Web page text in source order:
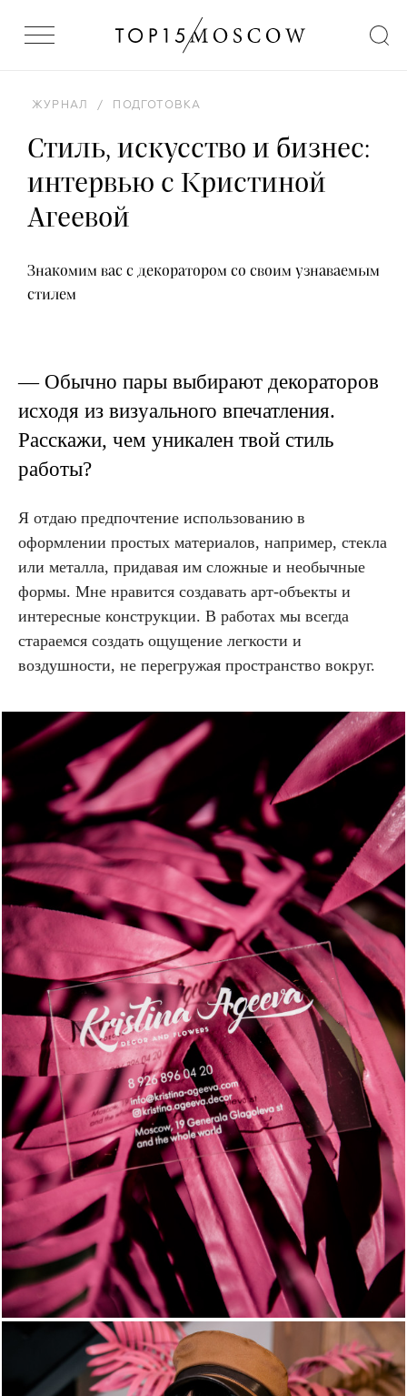
ЖУРНАЛ / ПОДГОТОВКА
Стиль, искусство и бизнес:
интервью с Кристиной
Агеевой
Знакомим вас с декоратором со своим узнаваемым
стилем
— Обычно пары выбирают декораторов
исходя из визуального впечатления.
Расскажи, чем уникален твой стиль
работы?
Я отдаю предпочтение использованию в
оформлении простых материалов, например, стекла
или металла, придавая им сложные и необычные
формы. Мне нравится создавать арт-объекты и
интересные конструкции. В работах мы всегда
стараемся создать ощущение легкости и
воздушности, не перегружая пространство вокруг.